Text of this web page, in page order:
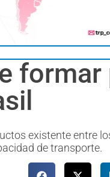
existente entre
de transporte.